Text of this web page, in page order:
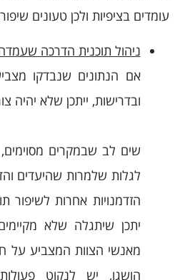
עומדים בציפיות ולכן טעונים
ניהול תוכנית הדרכה
אם הנתונים שנבדקו
ובדרישות, ייתכן שלא יהיה
שים לב שבמקרים מסוימים,
לגלות שלמרות שהיעדים
הזדמנויות אחרות לשיפור
יתכן שיתגלה שלא
מאנשי הצוות המצביע על
הושגו, יש לנקוט